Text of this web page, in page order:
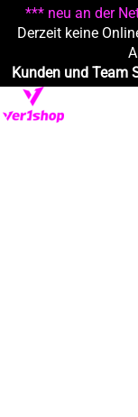
*** neu an der
Derzeit keine
Kunden und Team